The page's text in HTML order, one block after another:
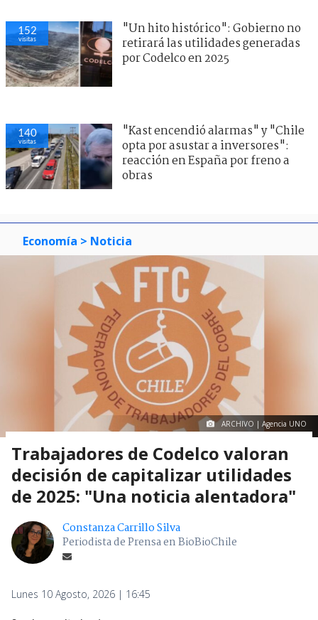
152
visitas
"Un hito histórico": Gobierno no
retirará las utilidades generadas
por Codelco en 2025
140
visitas
"Kast encendió alarmas" y "Chile
opta por asustar a inversores":
reacción en España por freno a
obras
Economía > Noticia
ARCHIVO | Agencia UNO
Trabajadores de Codelco valoran
decisión de capitalizar utilidades
de 2025: "Una noticia alentadora"
Constanza Carrillo Silva
Periodista de Prensa en BioBioChile
Lunes 10 Agosto, 2026 | 16:45